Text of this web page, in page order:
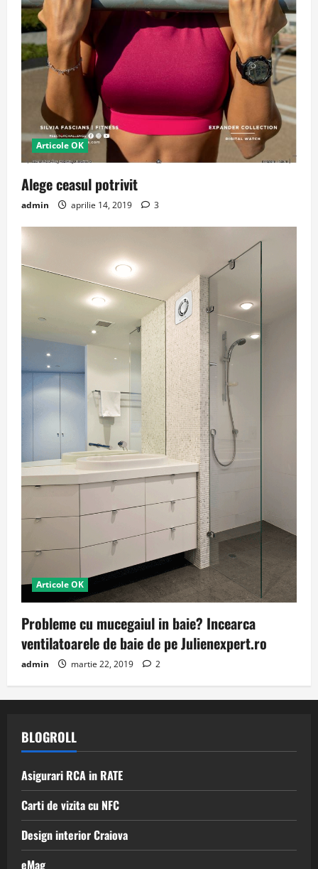
Articole OK
Alege ceasul potrivit
admin aprilie 14, 2019 3
Articole OK
Probleme cu mucegaiul in baie? Incearca
ventilatoarele de baie de pe Julienexpert.ro
admin martie 22, 2019 2
BLOGROLL
Asigurari RCA in RATE
Carti de vizita cu NFC
Design interior Craiova
eMag